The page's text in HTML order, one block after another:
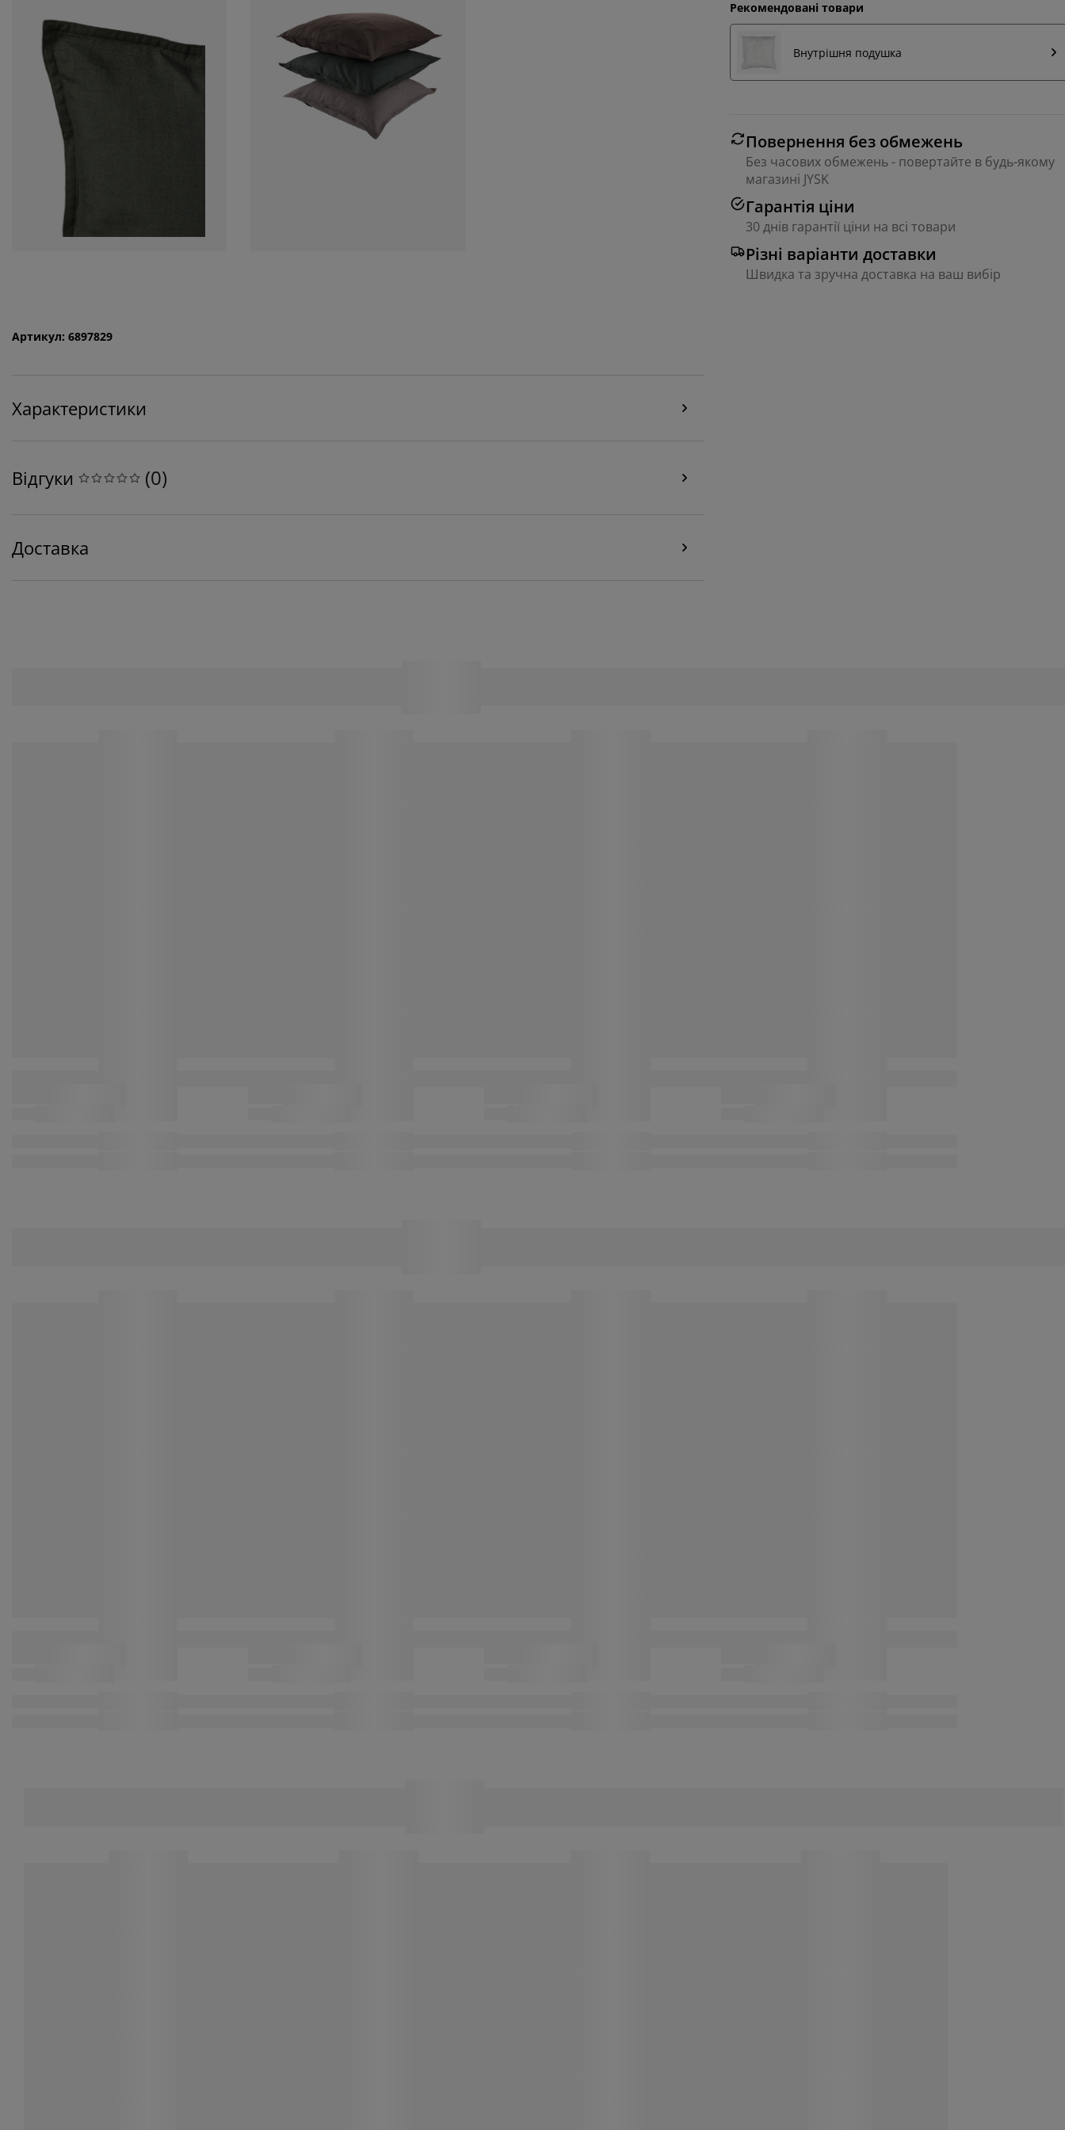
Рекомендовані товари
Внутрішня подушка
Повернення без обмежень
Без часових обмежень - повертайте в будь-якому
магазині JYSK
Гарантія ціни
30 днів гарантії ціни на всі товари
Різні варіанти доставки
Швидка та зручна доставка на ваш вибір
Артикул: 6897829
Характеристики
Відгуки (0)
Доставка